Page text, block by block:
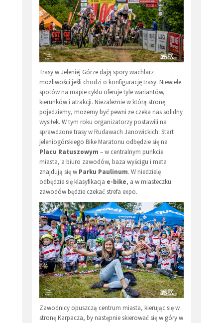
Trasy w Jeleniej Górze dają spory wachlarz
możliwości jeśli chodzi o konfigurację trasy. Niewiele
spotów na mapie cyklu oferuje tyle wariantów,
kierunków i atrakcji. Niezależnie w którą stronę
pojedziemy, możemy być pewni że czeka nas solidny
wysiłek. W tym roku organizatorzy postawili na
sprawdzone trasy w Rudawach Janowickich. Start
jeleniogórskiego Bike Maratonu odbędzie się na
Placu Ratuszowym – w centralnym punkcie
miasta, a biuro zawodów, baza wyścigu i meta
znajdują się w Parku Paulinum. W niedzielę
odbędzie się klasyfikacja e-bike, a w miasteczku
zawodów będzie czekać strefa expo.
Zawodnicy opuszczą centrum miasta, kierując się w
stronę Karpacza, by następnie skierować się w góry w